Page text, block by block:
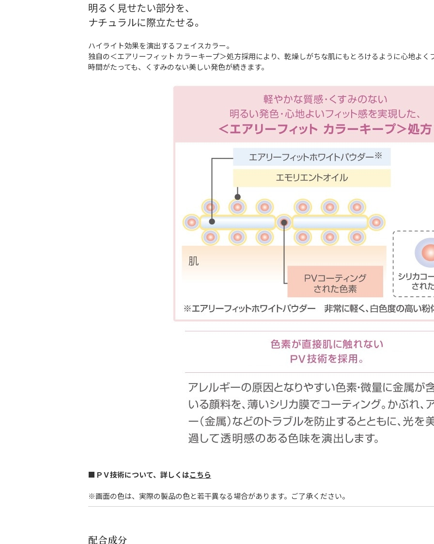
明るく見せたい部分を、
ナチュラルに際立たせる。
ハイライト効果を演出するフェイスカラー。
独自の＜エアリーフィット カラーキープ＞処方採用により、乾燥しがちな肌にもとろけるように心地よく
時間がたっても、くすみのない美しい発色が続きます。
■ ＰＶ技術について、詳しくはこちら
※画面の色は、実際の製品の色と若干異なる場合があります。ご了承ください。
配合成分